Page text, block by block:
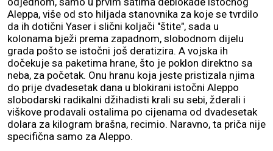
Aleppa, više od sto hiljada stanovnika za koje se tvrdilo
da ih dotični Yaser i slični koljači "štite", sada u
kolonama bježi prema zapadnom, slobodnom dijelu
grada pošto se istočni još deratizira. A vojska ih
dočekuje sa paketima hrane, što je poklon direktno sa
neba, za početak. Onu hranu koja jeste pristizala njima
do prije dvadesetak dana u blokirani istočni Aleppo
slobodarski radikalni džihadisti krali su sebi, žderali i
viškove prodavali ostalima po cijenama od dvadesetak
dolara za kilogram brašna, recimio. Naravno, ta priča nije
specifična samo za Aleppo.